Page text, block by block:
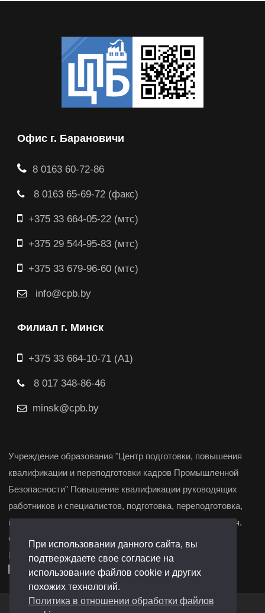
Офис г. Барановичи
8 0163 60-72-86
8 0163 65-69-72 (факс)
+375 33 664-05-22 (мтс)
+375 29 544-95-83 (мтс)
+375 33 679-96-60 (мтс)
info@cpb.by
Филиал г. Минск
+375 33 664-10-71 (A1)
8 017 348-86-46
minsk@cpb.by
Учреждение образования "Центр подготовки, повышения
квалификации и переподготовки кадров Промышленной
Безопасности" Повышение квалификации руководящих
работников и специалистов, подготовка, переподготовка,
повышение квалификации и курсы целевого назначения.
Свидетельство о государственной регистрации
№291361972 от 19.12.2022 г. Барановичи, Минск.
Создание сайтов
При использовании данного сайта, вы
подтверждаете свое согласие на
использование файлов cookie и других
похожих технологий.
Политика в отношении обработки файлов